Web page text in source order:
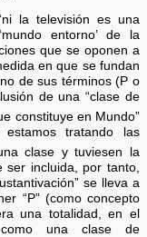
la televisión es una
entorno’ de la
que se oponen a
en que se fundan
de sus términos (P o
de una “clase de
constituye en Mundo”
tratando las
clase y tuviesen la
incluida, por tanto,
se lleva a
“P” (como concepto
una totalidad, en el
una clase de